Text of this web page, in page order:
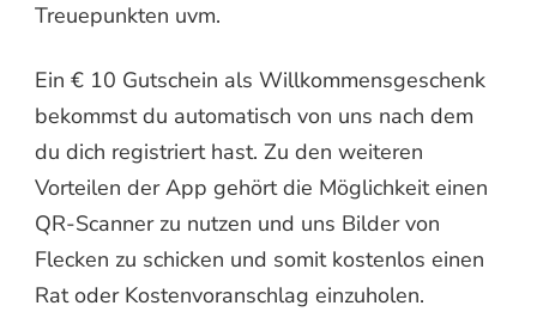
Treuepunkten uvm.
Ein € 10 Gutschein als Willkommensgeschenk
bekommst du automatisch von uns nach dem
du dich registriert hast. Zu den weiteren
Vorteilen der App gehört die Möglichkeit einen
QR-Scanner zu nutzen und uns Bilder von
Flecken zu schicken und somit kostenlos einen
Rat oder Kostenvoranschlag einzuholen.